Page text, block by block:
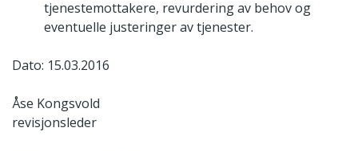
tjenestemottakere, revurdering av behov og
eventuelle justeringer av tjenester.
Dato: 15.03.2016
Åse Kongsvold
revisjonsleder